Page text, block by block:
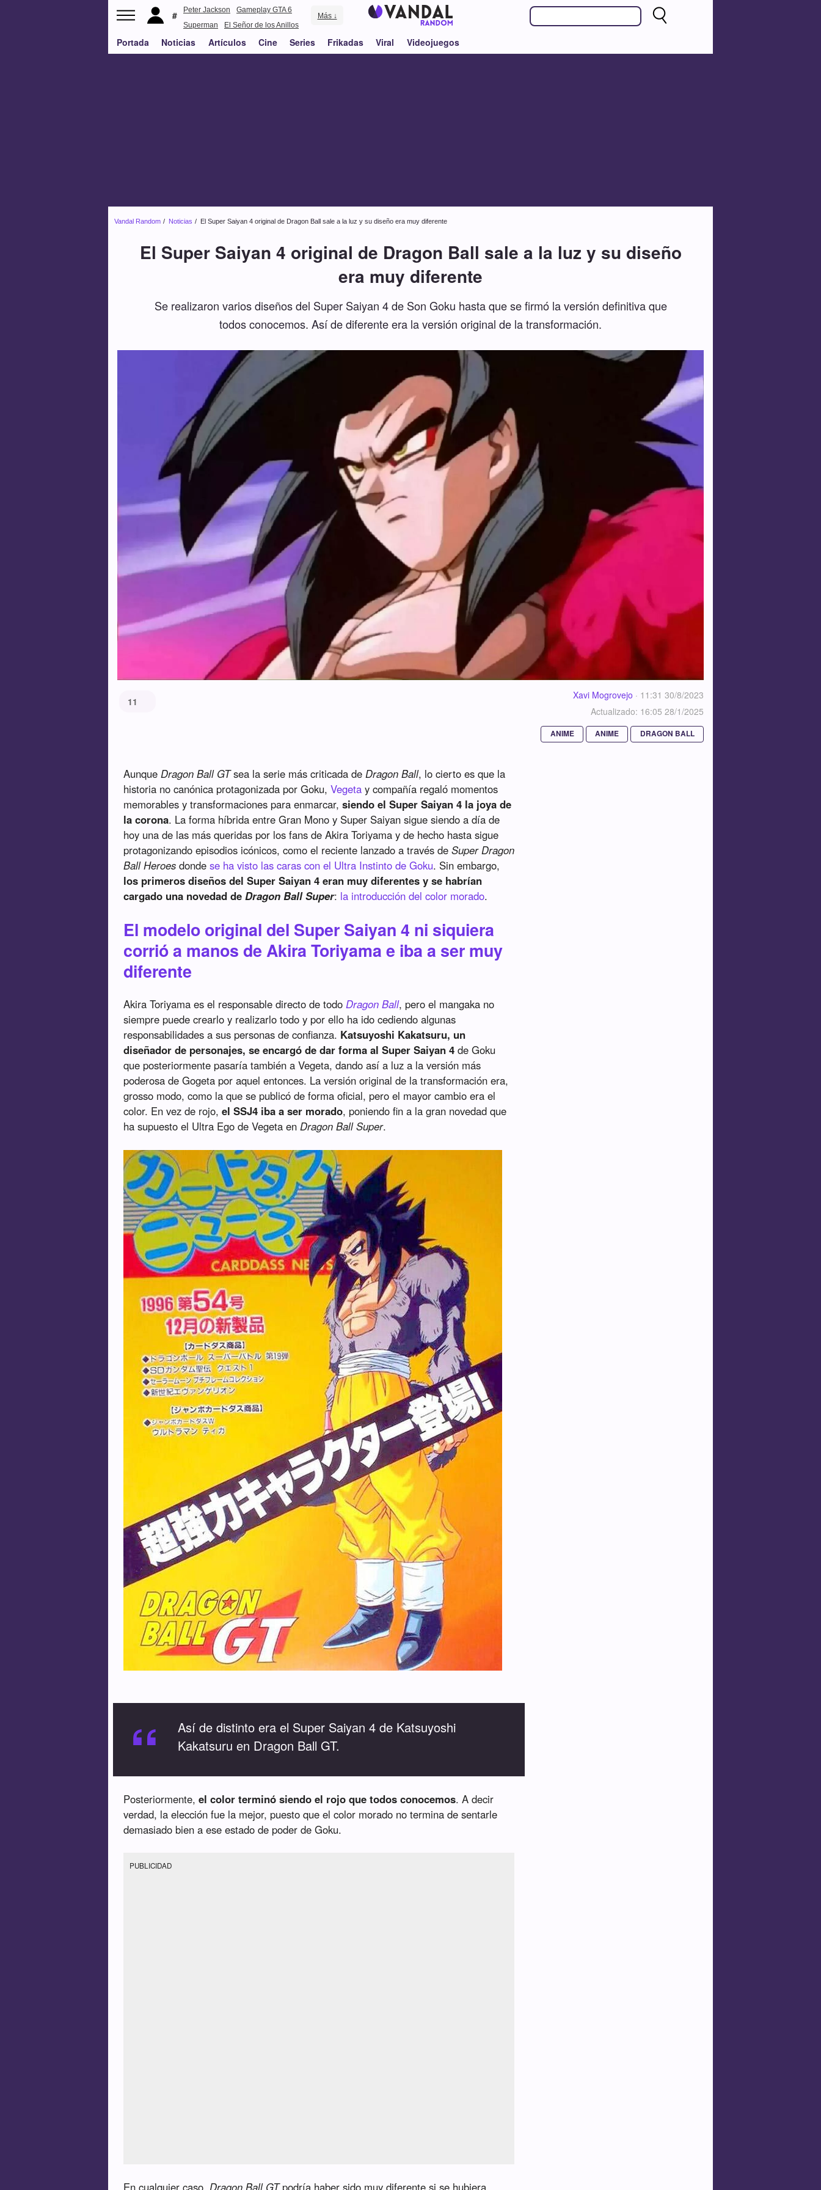
Peter Jackson
Gameplay GTA 6
Superman
El Señor de los Anillos
Más ↓
Portada Noticias Artículos Cine Series Frikadas Viral Videojuegos
Vandal Random Noticias El Super Saiyan 4 original de Dragon Ball sale a la luz y su diseño era muy diferente
El Super Saiyan 4 original de Dragon Ball sale a la luz y su diseño
era muy diferente
Se realizaron varios diseños del Super Saiyan 4 de Son Goku hasta que se firmó la versión definitiva que
todos conocemos. Así de diferente era la versión original de la transformación.
11
Xavi Mogrovejo · 11:31 30/8/2023
Actualizado: 16:05 28/1/2025
ANIME ANIME DRAGON BALL
AunqueDragon Ball GTsea la serie más criticada deDragon Ball, lo cierto es que la
historia no canónica protagonizada por Goku,Vegeta y compañía regaló momentos
memorables y transformaciones para enmarcar,siendo el Super Saiyan 4 la joya de
la corona. La forma híbrida entre Gran Mono y Super Saiyan sigue siendo a día de
hoy una de las más queridas por los fans de Akira Toriyama y de hecho hasta sigue
protagonizando episodios icónicos, como el reciente lanzado a través deSuper Dragon
Ball Heroes dondese ha visto las caras con el Ultra Instinto de Goku. Sin embargo,
los primeros diseños del Super Saiyan 4 eran muy diferentes y se habrían
cargado una novedad deDragon Ball Super: la introducción del color morado.
El modelo original del Super Saiyan 4 ni siquiera
corrió a manos de Akira Toriyama e iba a ser muy
diferente
Akira Toriyama es el responsable directo de todoDragon Ball, pero el mangaka no
siempre puede crearlo y realizarlo todo y por ello ha ido cediendo algunas
responsabilidades a sus personas de confianza. Katsuyoshi Kakatsuru, un
diseñador de personajes, se encargó de dar forma al Super Saiyan 4 de Goku
que posteriormente pasaría también a Vegeta, dando así a luz a la versión más
poderosa de Gogeta por aquel entonces. La versión original de la transformación era,
grosso modo, como la que se publicó de forma oficial, pero el mayor cambio era el
color. En vez de rojo,el SSJ4 iba a ser morado, poniendo fin a la gran novedad que
ha supuesto el Ultra Ego de Vegeta enDragon Ball Super.
“
Así de distinto era el Super Saiyan 4 de Katsuyoshi
Kakatsuru en Dragon Ball GT.
Posteriormente,el color terminó siendo el rojo que todos conocemos. A decir
verdad, la elección fue la mejor, puesto que el color morado no termina de sentarle
demasiado bien a ese estado de poder de Goku.
PUBLICIDAD
En cualquier caso, Dragon Ball GTpodría haber sido muy diferente si se hubiera